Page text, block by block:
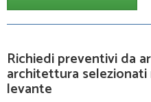
Richiedi preventivi da
architettura
levante